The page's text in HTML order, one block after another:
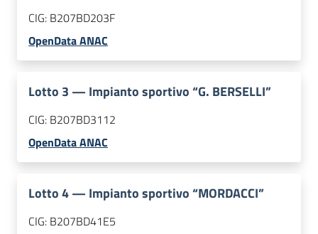
CIG: B207BD203F
OpenData ANAC
Lotto 3 — Impianto sportivo “G. BERSELLI”
CIG: B207BD3112
OpenData ANAC
Lotto4— Impianto sportivo “MORDACCI”
CIG: B207BD41E5